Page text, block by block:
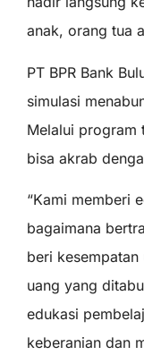
anak, orang tua
PT BPR Bank
simulasi
Melalui program
bisa akrab
“Kami memberi
bagaimana
beri
uang yang
edukasi
keberanian dan